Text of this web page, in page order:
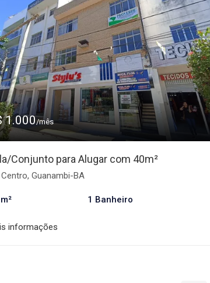
1.000/mês
Conjunto para Alugar com 40m²
Centro, Guanambi-BA
1 Banheiro
informações